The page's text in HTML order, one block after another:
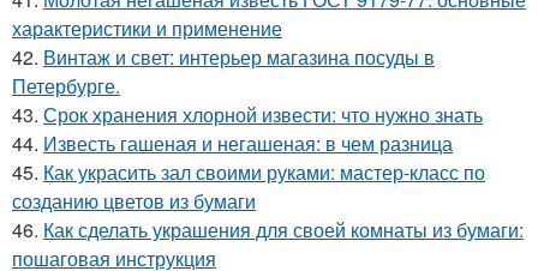
характеристики и применение
42. Винтаж и свет: интерьер магазина посуды в
Петербурге.
43. Срок хранения хлорной извести: что нужно знать
44. Известь гашеная и негашеная: в чем разница
45. Как украсить зал своими руками: мастер-класс по
созданию цветов из бумаги
46. Как сделать украшения для своей комнаты из бумаги:
пошаговая инструкция